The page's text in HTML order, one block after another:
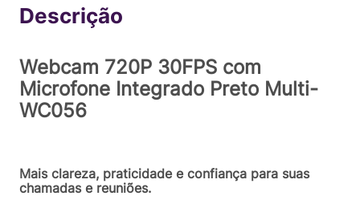
R$129,90
64
Webcam 720P 30FPS com
Microfone Integrado Preto Multi-
WC056
Mais clareza, praticidade e confiança para suas
chamadas e reuniões.